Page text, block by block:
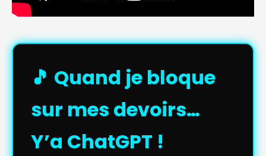
🎵 Quand je bloque
sur mes devoirs…
Y’a ChatGPT !